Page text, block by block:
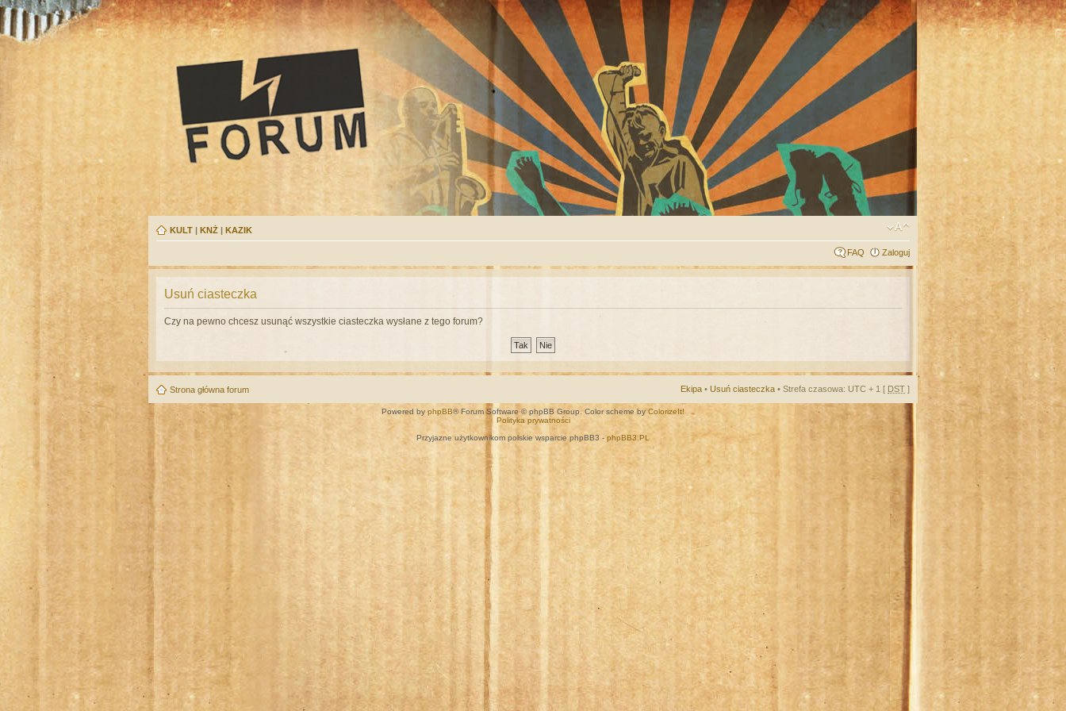
KULT | KNŻ | KAZIK
FAQ Zaloguj
Usuń ciasteczka
Czy na pewno chcesz usunąć wszystkie ciasteczka wysłane z tego forum?
Strona główna forum Ekipa • Usuń ciasteczka • Strefa czasowa: UTC + 1 [ DST ]
Powered by phpBB® Forum Software © phpBB Group. Color scheme byColorizeIt!
Polityka prywatności
Przyjazne użytkownikom polskie wsparcie phpBB3 -phpBB3.PL